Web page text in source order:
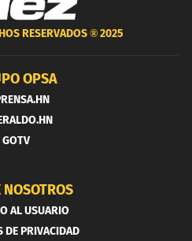
RESERVADOS ®2025
OPSA
GOTV
NOSOTROS
AL USUARIO
DE PRIVACIDAD